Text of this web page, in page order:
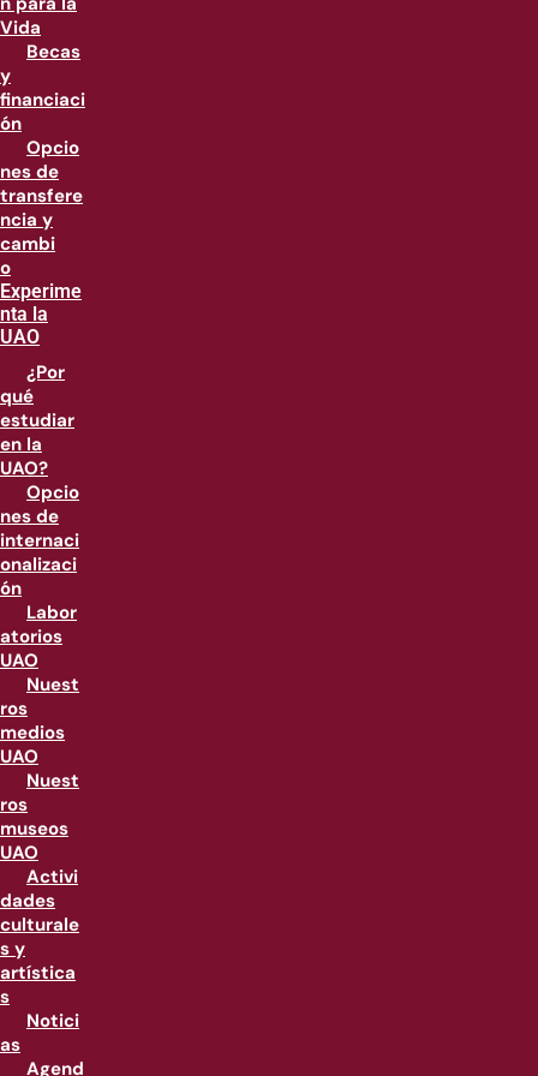
Vida
Becas
y
financiaci
ón
Opcio
nes de
transfere
ncia y
cambi
o
Experime
nta la
UAO
¿Por
qué
estudiar
en la
UAO?
Opcio
nes de
internaci
onalizaci
ón
Labor
atorios
UAO
Nuest
ros
medios
UAO
Nuest
ros
museos
UAO
Activi
dades
culturale
s y
artística
s
Notici
as
Agend